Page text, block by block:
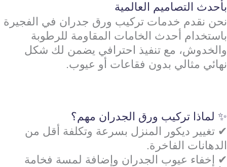
بأحدث التصاميم العالمية
نحن نقدم خدمات تركيب ورق جدران في الفجيرة
باستخدام أحدث الخامات المقاومة للرطوبة
والخدوش، مع تنفيذ احترافي يضمن لك شكل
نهائي مثالي بدون فقاعات أو عيوب.
✨ لماذا تركيب ورق الجدران مهم؟
✔ تغيير ديكور المنزل بسرعة وتكلفة أقل من
الدهانات الفاخرة.
✔ إخفاء عيوب الجدران وإضافة لمسة فخامة